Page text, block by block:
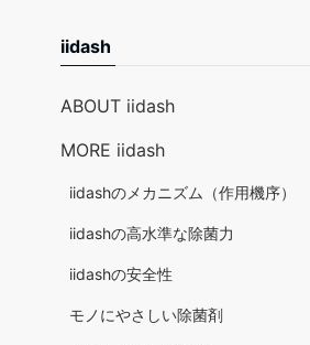
iidash
ABOUT iidash
MORE iidash
iidashのメカニズム（作用機序）
iidashの高水準な除菌力
iidashの安全性
モノにやさしい除菌剤